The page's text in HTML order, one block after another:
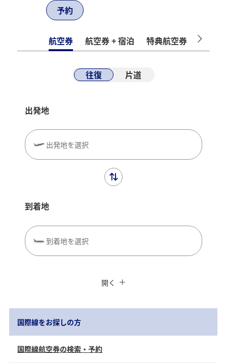
予約
航空券 航空券 + 宿泊 特典航空券
往復 片道
出発地
出発地を選択
到着地
到着地を選択
日付を選択
往復で異なるクラスで検索
よく使う情報を登録する
開く
国際線をお探しの方
国際線航空券の検索・予約